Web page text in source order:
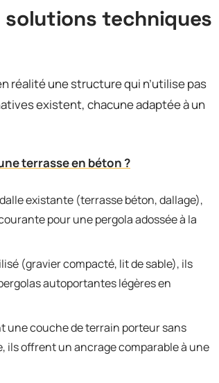
solutions techniques
réalité une structure qui n’utilise pas
existent, chacune adaptée à un
terrasse en béton ?
existante (terrasse béton, dallage),
pour une pergola adossée à la
(gravier compacté, lit de sable), ils
autoportantes légères en
une couche de terrain porteur sans
ils offrent un ancrage comparable à une